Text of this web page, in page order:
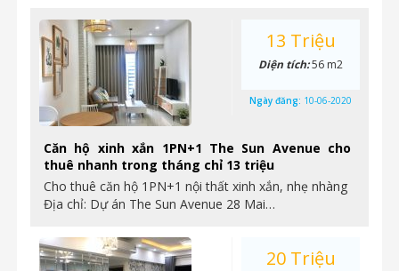
Căn hộ xinh xắn 1PN+1 The Sun Avenue cho
thuê nhanh trong tháng chỉ 13 triệu
Cho thuê căn hộ 1PN+1 nội thất xinh xắn, nhẹ nhàng
Địa chỉ: Dự án The Sun Avenue 28 Mai…
13 Triệu
Diện tích:56 m2
Ngày đăng: 10-06-2020
20 Triệu